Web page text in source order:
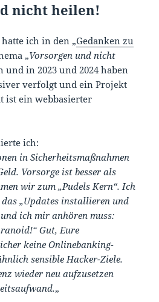
nicht heilen!
ich in den „Gedanken zu
„Vorsorgen und nicht
und in 2023 und 2024 haben
verfolgt und ein Projekt
ist ein webbasierter
ich:
in Sicherheitsmaßnahmen
Vorsorge ist besser als
wir zum „Pudels Kern“. Ich
„Updates installieren und
ich mir anhören muss:
Gut, Eure
keine Onlinebanking-
sensible Hacker-Ziele.
wieder neu aufzusetzen
„